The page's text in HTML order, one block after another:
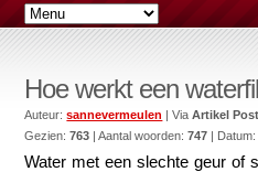
Hoe werkt een
Auteur:sannevermeulen | ViaArtikel Post
Gezien:763 | Aantal woorden:747 |
Water met een slechte geur of